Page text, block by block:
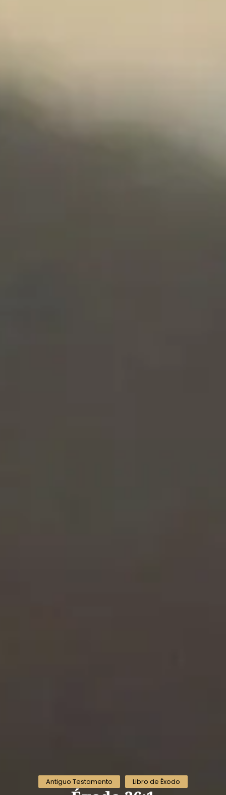
Antiguo Testamento Libro de Éxodo